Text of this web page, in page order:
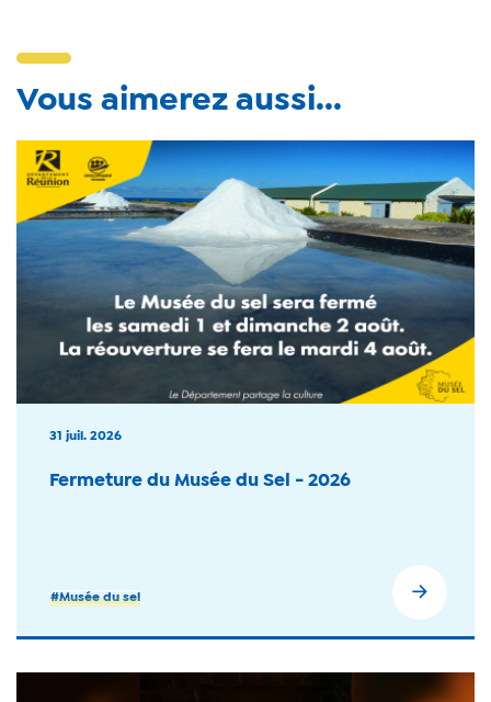
Vous aimerez aussi...
31 juil. 2026
Fermeture du Musée du Sel - 2026
#Musée du sel